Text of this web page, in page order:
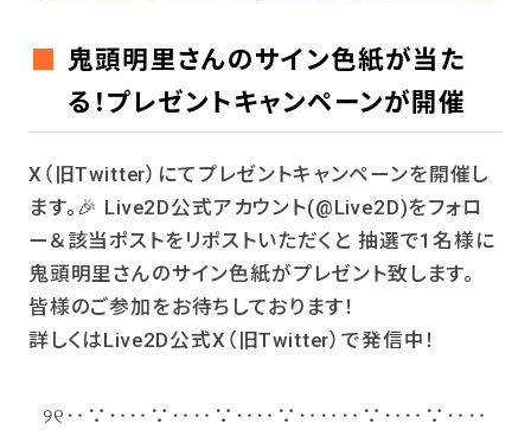
鬼頭明里さんのサイン色紙が当た
る！プレゼントキャンペーンが開催
X（旧Twitter）にてプレゼントキャンペーンを開催し
ます。🎉 Live2D公式アカウント(@Live2D)をフォロ
ー＆該当ポストをリポストいただくと 抽選で1名様に
鬼頭明里さんのサイン色紙がプレゼント致します。
皆様のご参加をお待ちしております！
詳しくはLive2D公式X（旧Twitter）で発信中！
୨୧‥∵‥‥∵‥‥∵‥‥∵‥‥‥∵‥‥∵‥‥